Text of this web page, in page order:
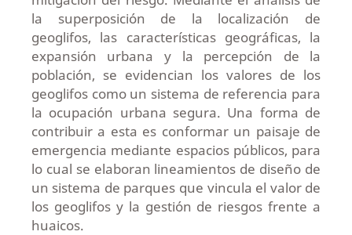
la superposición de la localización de
geoglifos, las características geográficas, la
expansión urbana y la percepción de la
población, se evidencian los valores de los
geoglifos como un sistema de referencia para
la ocupación urbana segura. Una forma de
contribuir a esta es conformar un paisaje de
emergencia mediante espacios públicos, para
lo cual se elaboran lineamientos de diseño de
un sistema de parques que vincula el valor de
los geoglifos y la gestión de riesgos frente a
huaicos.